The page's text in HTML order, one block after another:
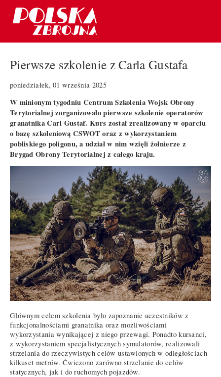
Pierwsze szkolenie z Carla Gustafa
poniedziałek, 01 września 2025
W minionym tygodniu Centrum Szkolenia Wojsk Obrony
Terytorialnej zorganizowało pierwsze szkolenie operatorów
granatnika Carl Gustaf. Kurs został zrealizowany w oparciu
o bazę szkoleniową CSWOT oraz z wykorzystaniem
pobliskiego poligonu, a udział w nim wzięli żołnierze z
Brygad Obrony Terytorialnej z całego kraju.
Głównym celem szkolenia było zapoznanie uczestników z
funkcjonalnościami granatnika oraz możliwościami
wykorzystania wynikającej z niego przewagi. Ponadto kursanci,
z wykorzystaniem specjalistycznych symulatorów, realizowali
strzelania do rzeczywistych celów ustawionych w odległościach
kilkuset metrów. Ćwiczono zarówno strzelanie do celów
statycznych, jak i do ruchomych pojazdów.